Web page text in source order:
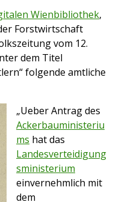
Wienbibliothek,
Forstwirtschaft
vom 12.
dem Titel
folgende amtliche
„Ueber Antrag des
Ackerbauministeriu
ms hat das
Landesverteidigung
sministerium
einvernehmlich mit
dem